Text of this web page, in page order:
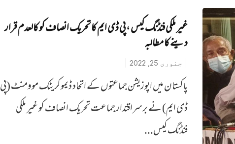
غیر ملکی فنڈنگ کیس ، پی ڈی ایم کا تحریک انصاف کو کالعدم قرار
دینے کا مطالبہ
جنوری 25, 2022
پاکستان میں اپوزیشن جماعتوں کے اتحاد ڈیموکریٹک موومنٹ (پی
ڈی ایم) نے برسراقتدار جماعت تحریک انصاف کو غیر ملکی
فنڈنگ کیس...